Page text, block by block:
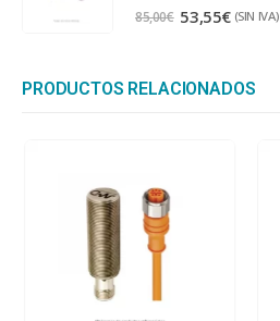
0 out of 5
85,00€ 53,55€ (SIN IVA)
PRODUCTOS RELACIONADOS